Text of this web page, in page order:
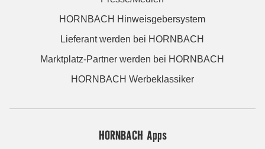
HORNBACH Hinweisgebersystem
Lieferant werden bei HORNBACH
Marktplatz-Partner werden bei HORNBACH
HORNBACH Werbeklassiker
HORNBACH Apps